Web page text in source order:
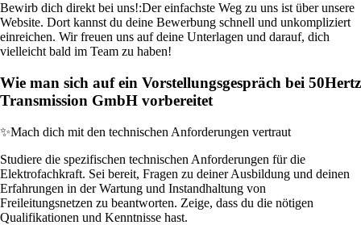
Bewirb dich direkt bei uns!:Der einfachste Weg zu uns ist über unsere
Website. Dort kannst du deine Bewerbung schnell und unkompliziert
einreichen. Wir freuen uns auf deine Unterlagen und darauf, dich
vielleicht bald im Team zu haben!
Wie man sich auf ein Vorstellungsgespräch bei 50Hertz
Transmission GmbH vorbereitet
✨Mach dich mit den technischen Anforderungen vertraut
Studiere die spezifischen technischen Anforderungen für die
Elektrofachkraft. Sei bereit, Fragen zu deiner Ausbildung und deinen
Erfahrungen in der Wartung und Instandhaltung von
Freileitungsnetzen zu beantworten. Zeige, dass du die nötigen
Qualifikationen und Kenntnisse hast.